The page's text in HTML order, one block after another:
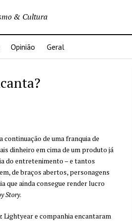
& Cultura
Opinião Geral
continuação de uma franquia de
dinheiro em cima de um produto já
do entretenimento – e tantos
de braços abertos, personagens
que ainda consegue render lucro
Story.
Lightyear e companhia encantaram